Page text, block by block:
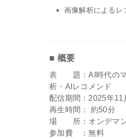
画像解析によるレ
■ 概要
表 題：AI時代のマ
析・AIレコメンド
配信期間：2025年11
再生時間： 約50分
場 所：オンデマン
参加費 ：無料